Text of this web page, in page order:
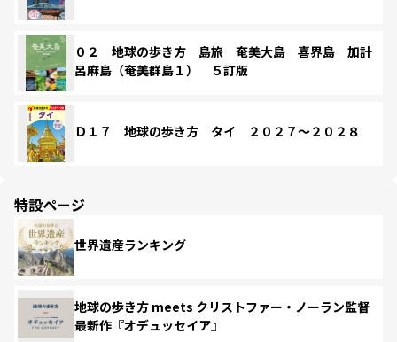
０２ 地球の歩き方 島旅 奄美大島 喜界島 加計
呂麻島（奄美群島１） ５訂版
Ｄ１７ 地球の歩き方 タイ ２０２７～２０２８
特設ページ
世界遺産ランキング
地球の歩き方 meets クリストファー・ノーラン監督
最新作『オデュッセイア』